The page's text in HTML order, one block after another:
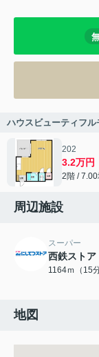
ハウスビューティフ
202
3.2万円
2階 /
周辺施設
スーパー
西鉄ストア
1164ｍ（15分
地図